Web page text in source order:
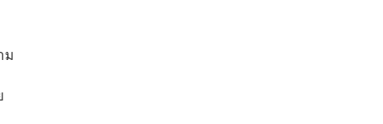
ม